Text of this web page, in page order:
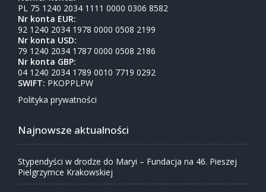
PL 75 1240 2034 1111 0000 0306 8582
Nr konta EUR:
92 1240 2034 1978 0000 0508 2199
Nr konta USD:
79 1240 2034 1787 0000 0508 2186
Nr konta GBP:
04 1240 2034 1789 0010 7719 0292
SWIFT: PKOPPLPW
Polityka prywatności
Najnowsze aktualności
Stypendyści w drodze do Maryi – Fundacja na 46. Pieszej
Pielgrzymce Krakowskiej